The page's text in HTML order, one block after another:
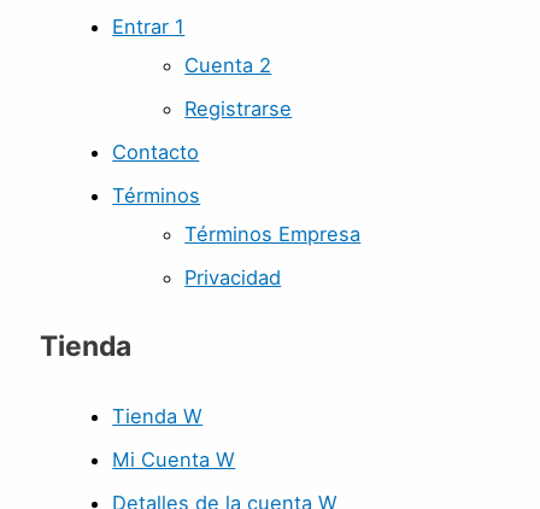
Entrar 1
Cuenta 2
Registrarse
Contacto
Términos
Términos Empresa
Privacidad
Tienda
Tienda W
Mi Cuenta W
Detalles de la cuenta W